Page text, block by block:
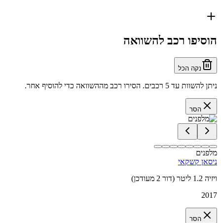
הוסיפו רכב להשוואה
נקה הכל
ניתן להשוות עד 5 רכבים. הסירו רכב מההשוואה כדי להוסיף אחר.
הסר
מלפנים
ניסאן קשקאי
ויזיה 1.2 ליטר (דור 2 מעודכן)
2017
הסר